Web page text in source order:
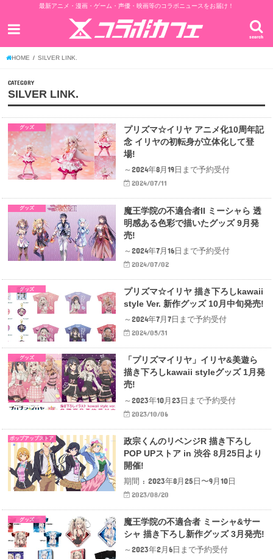
最新アニメ・漫画・ゲーム・声優・映画等のコラボニュースをお届け！
search
HOME SILVER LINK.
CATEGORY
SILVER LINK.
グッズ
プリズマ☆イリヤ アニメ化10周年記
念 イリヤの初転身が立体化して登
場!
～2024年8月19日まで予約受付
2024/07/11
グッズ
魔王学院の不適合者II ミーシャら 透
明感ある色彩で描いたグッズ 9月発
売!
～2024年7月16日まで予約受付
2024/07/02
グッズ
プリズマ☆イリヤ 描き下ろしkawaii
style Ver. 新作グッズ 10月中旬発売!
～2024年7月7日まで予約受付
2024/05/31
グッズ
「プリズマイリヤ」イリヤ&美遊ら
描き下ろしkawaii styleグッズ 1月発
売!
～2023年10月23日まで予約受付
2023/10/06
ポップアップストア
政宗くんのリベンジR 描き下ろし
POP UPストア in 渋谷 8月25日より
開催!
期間 : 2023年8月25日〜9月10日
2023/08/20
グッズ
魔王学院の不適合者 ミーシャ&サー
シャ 描き下ろし新作グッズ 3月発売!
～2023年2月6日まで予約受付